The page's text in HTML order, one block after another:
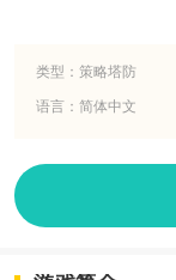
类型：策略塔防
语言：简体中文